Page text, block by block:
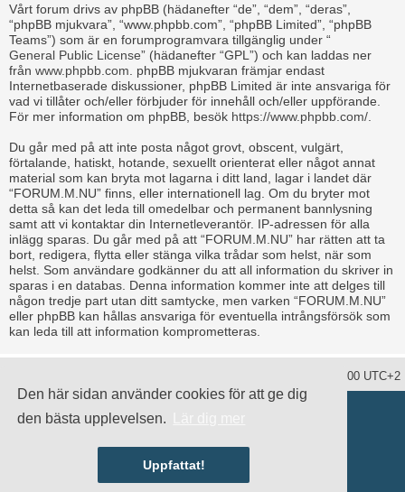
Den här sidan använder cookies för att ge dig
den bästa upplevelsen.
Uppfattat!
Vårt forum drivs av phpBB (hädanefter “de”, “dem”, “deras”,
“phpBB mjukvara”, “www.phpbb.com”, “phpBB Limited”, “phpBB
Teams”) som är en forumprogramvara tillgänglig under “
General Public License” (hädanefter “GPL”) och kan laddas ner
från www.phpbb.com . phpBB mjukvaran främjar endast
Internetbaserade diskussioner, phpBB Limited är inte ansvariga för
vad vi tillåter och/eller förbjuder för innehåll och/eller uppförande.
För mer information om phpBB, besök https://www.phpbb.com/
Du går med på att inte posta något grovt, obscent, vulgärt,
förtalande, hatiskt, hotande, sexuellt orienterat eller något annat
material som kan bryta mot lagarna i ditt land, lagar i landet där
“FORUM.M.NU” finns, eller internationell lag. Om du bryter mot
detta så kan det leda till omedelbar och permanent bannlysning
samt att vi kontaktar din Internetleverantör. IP-adressen för alla
inlägg sparas. Du går med på att “FORUM.M.NU” har rätten att ta
bort, redigera, flytta eller stänga vilka trådar som helst, när som
helst. Som användare godkänner du att all information du skriver in
sparas i en databas. Denna information kommer inte att delges till
någon tredje part utan ditt samtycke, men varken “FORUM.M.NU”
eller phpBB kan hållas ansvariga för eventuella intrångsförsök som
kan leda till att information komprometteras.
Alla tidsangivelser är UTC+02:00 UTC+2
Swedish translation byphpBB Sweden
Användarvillkor